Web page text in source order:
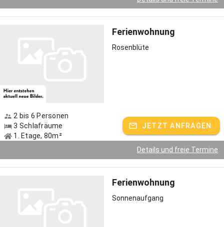
Ferienwohnung
Rosenblüte
2 bis 6 Personen
3 Schlafräume
1. Etage, 80m²
JETZT ANFRAGEN
Details und freie Termine
Ferienwohnung
Sonnenaufgang